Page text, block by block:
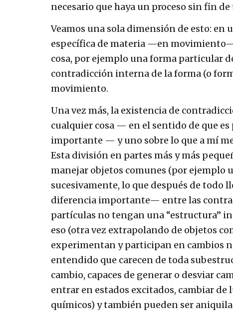
necesario que haya un proceso sin fin
Veamos una sola dimensión de esto:
específica de materia —en
cosa, por ejemplo una forma particular
contradicción interna de la forma (o
movimiento.
Una vez más, la existencia de
cualquier cosa — en el sentido de que
importante — y uno sobre lo que a mí
Esta división en partes más y más
manejar objetos comunes (por ejemplo
sucesivamente, lo que después de todo
diferencia importante— entre las
partículas no tengan una “estructura”
eso (otra vez extrapolando de objetos
experimentan y participan en cambios
entendido que carecen de toda
cambio, capaces de generar o desviar
entrar en estados excitados, cambiar de
químicos) y también pueden ser